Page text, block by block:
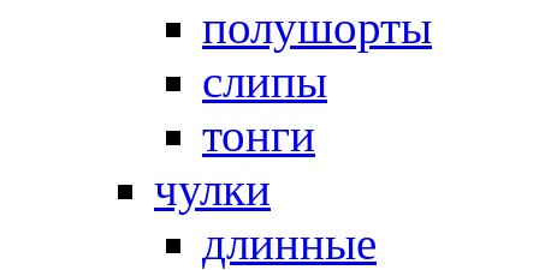
полушорты
слипы
тонги
чулки
длинные